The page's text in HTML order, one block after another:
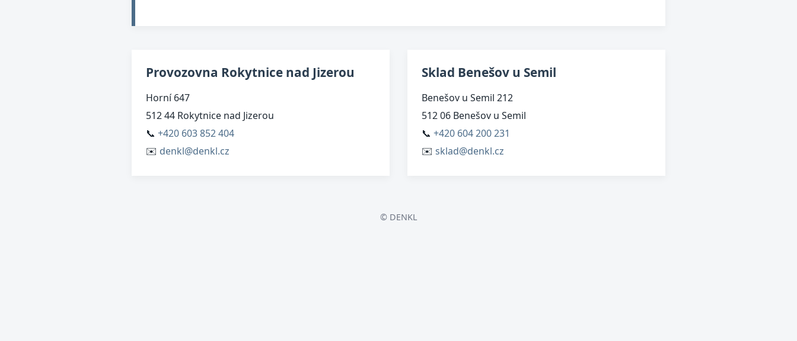
Provozovna Rokytnice nad Jizerou
Horní 647
512 44 Rokytnice nad Jizerou
📞 +420 603 852 404
✉️ denkl@denkl.cz
Sklad Benešov u Semil
Benešov u Semil 212
512 06 Benešov u Semil
📞 +420 604 200 231
✉️ sklad@denkl.cz
© DENKL